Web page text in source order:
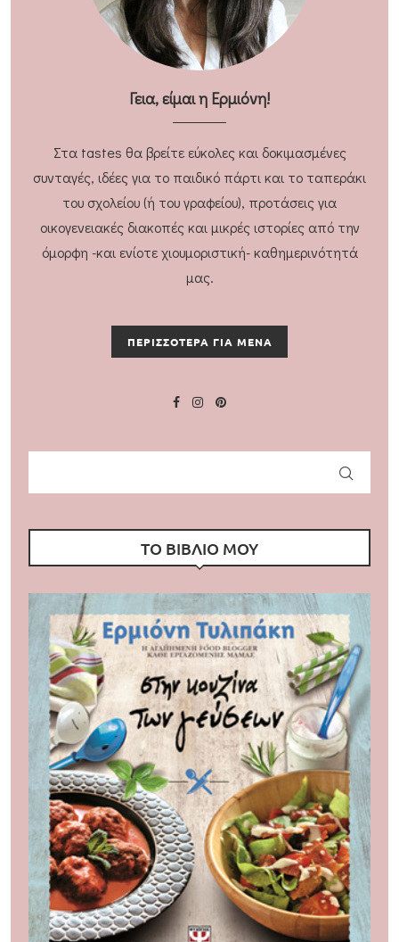
Γεια, είμαι η Ερμιόνη!
Στα tastes θα βρείτε εύκολες και δοκιμασμένες
συνταγές, ιδέες για το παιδικό πάρτι και το ταπεράκι
του σχολείου (ή του γραφείου), προτάσεις για
οικογενειακές διακοπές και μικρές ιστορίες από την
όμορφη -και ενίοτε χιουμοριστική- καθημερινότητά
μας.
ΠΕΡΙΣΣΟΤΕΡΑ ΓΙΑ ΜΕΝΑ
ΤΟ ΒΙΒΛΙΟ ΜΟΥ